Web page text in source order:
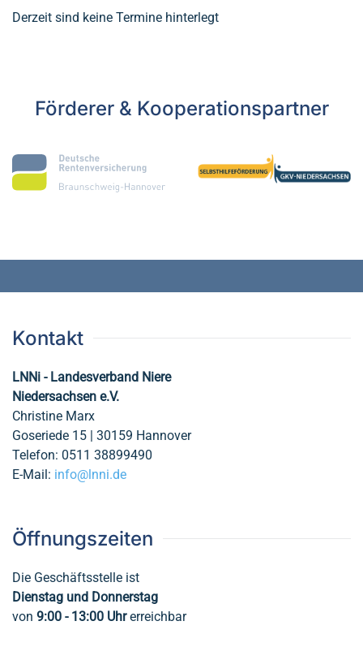
Derzeit sind keine Termine hinterlegt
Förderer & Kooperationspartner
Kontakt
LNNi - Landesverband Niere
Niedersachsen e.V.
Christine Marx
Goseriede 15 | 30159 Hannover
Telefon: 0511 38899490
E-Mail: info@lnni.de
Öffnungszeiten
Die Geschäftsstelle ist
Dienstag und Donnerstag
von 9:00 - 13:00 Uhrerreichbar